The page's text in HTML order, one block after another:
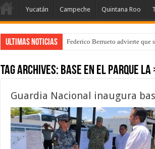
Yucatán Campeche Quintana Roo
Ultimas Noticias Federico Berrueto advierte que
Tag Archives: base en el parque La
Guardia Nacional inaugura